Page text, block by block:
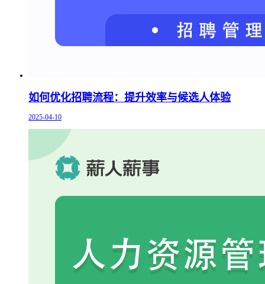
如何优化招聘流程：提升效率与候选人体验
2025-04-10